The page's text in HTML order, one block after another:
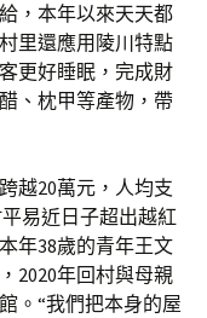
，本年以來天天都
里還應用陵川特點
更好睡眠，完成財
、枕甲等產物，帶
越20萬元，人均支
易近日子超出越紅
年38歲的青年王文
2020年回村與母親
。“我們把本身的屋